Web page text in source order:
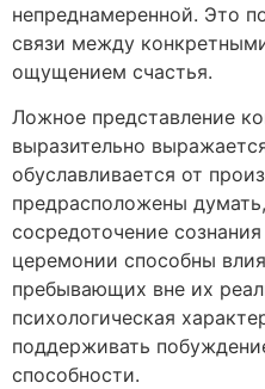
непреднамеренной. Это
связи между
ощущением счастья.
Ложное представление
выразительно
обуславливается от
предрасположены
сосредоточение
церемонии способны
пребывающих вне их
психологическая
поддерживать
способности.